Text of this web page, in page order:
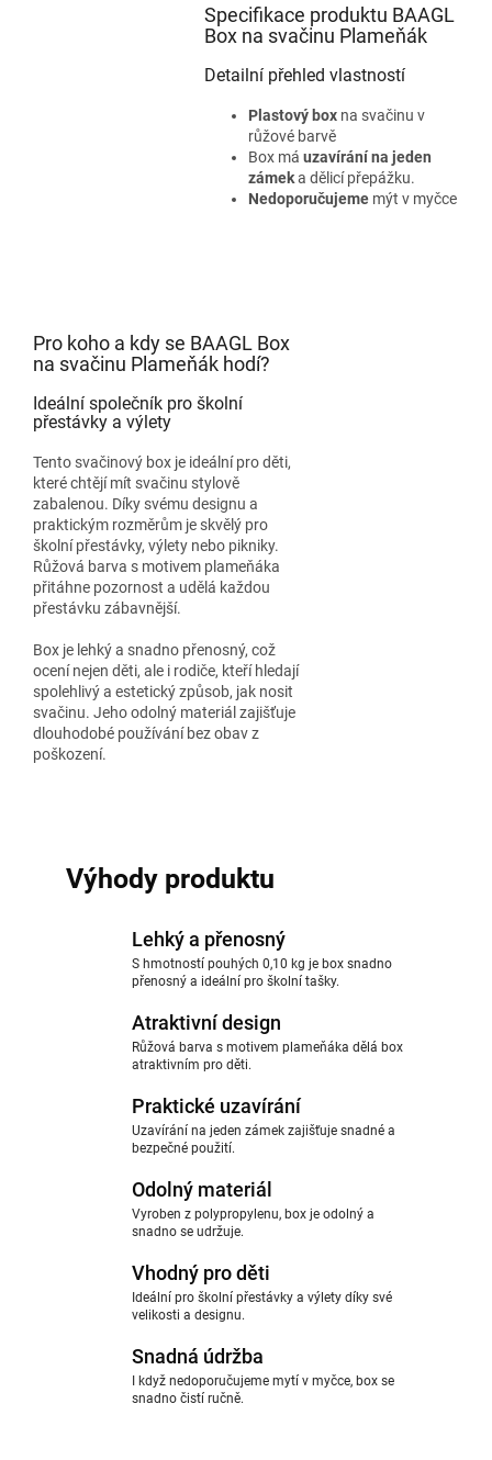
Specifikace produktu BAAGL
Box na svačinu Plameňák
Detailní přehled vlastností
Plastový boxna svačinu v
růžové barvě
Box má uzavírání na jeden
zámeka dělicí přepážku.
Nedoporučujememýt v myčce
Pro koho a kdy se BAAGL Box
na svačinu Plameňák hodí?
Ideální společník pro školní
přestávky a výlety
Tento svačinový box je ideální pro děti,
které chtějí mít svačinu stylově
zabalenou. Díky svému designu a
praktickým rozměrům je skvělý pro
školní přestávky, výlety nebo pikniky.
Růžová barva s motivem plameňáka
přitáhne pozornost a udělá každou
přestávku zábavnější.
Box je lehký a snadno přenosný, což
ocení nejen děti, ale i rodiče, kteří hledají
spolehlivý a estetický způsob, jak nosit
svačinu. Jeho odolný materiál zajišťuje
dlouhodobé používání bez obav z
poškození.
Výhody produktu
Lehký a přenosný
S hmotností pouhých 0,10 kg je box snadno
přenosný a ideální pro školní tašky.
Atraktivní design
Růžová barva s motivem plameňáka dělá box
atraktivním pro děti.
Praktické uzavírání
Uzavírání na jeden zámek zajišťuje snadné a
bezpečné použití.
Odolný materiál
Vyroben z polypropylenu, box je odolný a
snadno se udržuje.
Vhodný pro děti
Ideální pro školní přestávky a výlety díky své
velikosti a designu.
Snadná údržba
I když nedoporučujeme mytí v myčce, box se
snadno čistí ručně.